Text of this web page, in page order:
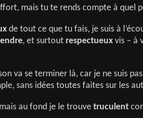
mais tu te rends compte à quel
de tout ce que tu fais, je suis à
, et surtout respectueux vis – à
va se terminer là, car je ne suis pas
sans idées toutes faites sur les
au fond je le trouve truculent